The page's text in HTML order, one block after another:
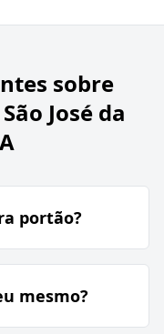
sobre
José da
portão?
mesmo?